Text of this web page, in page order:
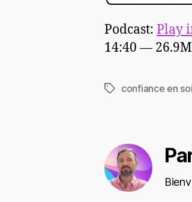
Podcast: Play
14:40 —
Étiquettes
confiance en